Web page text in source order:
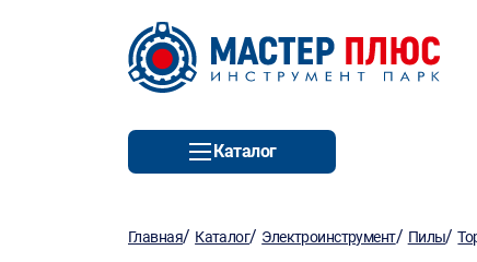
Каталог
Главная/ Каталог/ Электроинструмент/ Пилы/